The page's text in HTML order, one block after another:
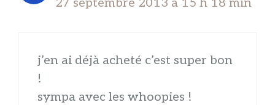
27 septembre 2013 à 15 h 18 min
j’en ai déjà acheté c’est super bon
!
sympa avec les whoopies !